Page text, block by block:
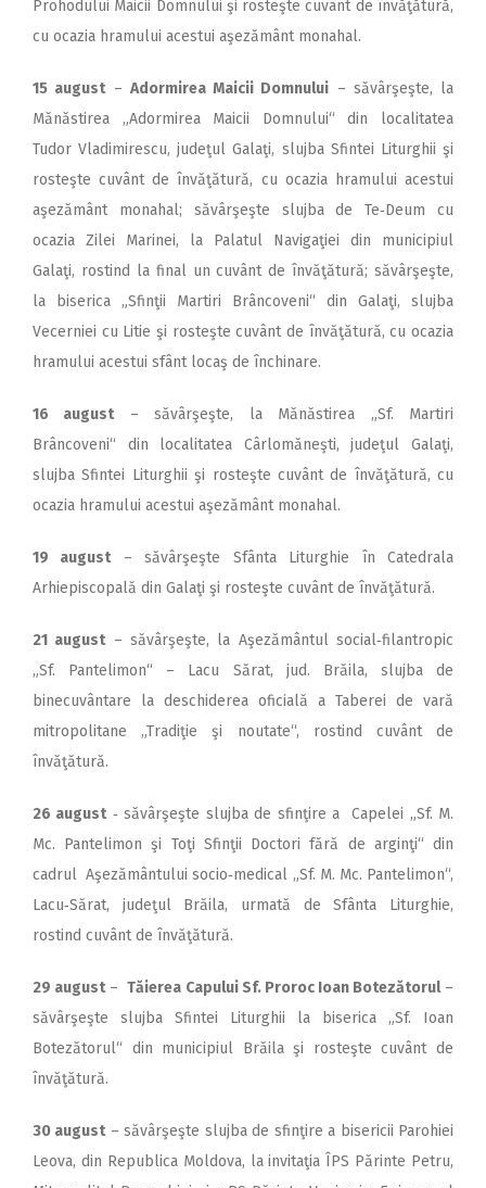
Prohodului Maicii Domnului şi rosteşte cuvânt de învăţătură,
cu ocazia hramului acestui aşezământ monahal.
15 august– Adormirea Maicii Domnului – săvârşeşte, la
Mănăstirea „Adormirea Maicii Domnului“ din localitatea
Tudor Vladimirescu, judeţul Galaţi, slujba Sfintei Liturghii şi
rosteşte cuvânt de învăţătură, cu ocazia hramului acestui
aşezământ monahal; săvârşeşte slujba de Te‑Deum cu
ocazia Zilei Marinei, la Palatul Navigaţiei din municipiul
Galaţi, rostind la final un cuvânt de învăţătură; săvârşeşte,
la biserica „Sfinţii Martiri Brâncoveni“ din Galaţi, slujba
Vecerniei cu Litie şi rosteşte cuvânt de învăţătură, cu ocazia
hramului acestui sfânt locaş de închinare.
16 august– săvârşeşte, la Mănăstirea „Sf. Martiri
Brâncoveni“ din localitatea Cârlomăneşti, judeţul Galaţi,
slujba Sfintei Liturghii şi rosteşte cuvânt de învăţătură, cu
ocazia hramului acestui aşezământ monahal.
19 august– săvârşeşte Sfânta Liturghie în Catedrala
Arhiepis­copală din Galaţi şi rosteşte cuvânt de învăţătură.
21 august– săvârşeşte, la Aşezământul social‑filantropic
„Sf. Pan­telimon“ – Lacu Sărat, jud. Brăila, slujba de
binecuvântare la deschiderea oficială a Taberei de vară
mitropolitane „Tradiţie şi noutate“, rostind cuvânt de
învăţătură.
26 august‑ săvârşeşte slujba de sfinţire a Capelei „Sf. M.
Mc. Pantelimon şi Toţi Sfinţii Doctori fără de arginţi“ din
cadrul Aşezământului socio‑medical „Sf. M. Mc. Pantelimon“,
Lacu‑Sărat, judeţul Brăila, urmată de Sfânta Liturghie,
rostind cuvânt de învăţătură.
29 august–Tăierea Capului Sf. Proroc Ioan Botezătorul–
săvârşeşte slujba Sfintei Liturghii la biserica „Sf. Ioan
Botezătorul“ din municipiul Brăila şi rosteşte cuvânt de
învăţătură.
30 august– săvârşeşte slujba de sfinţire a bisericii Parohiei
Leova, din Republica Moldova, la invitaţia ÎPS Părinte Petru,